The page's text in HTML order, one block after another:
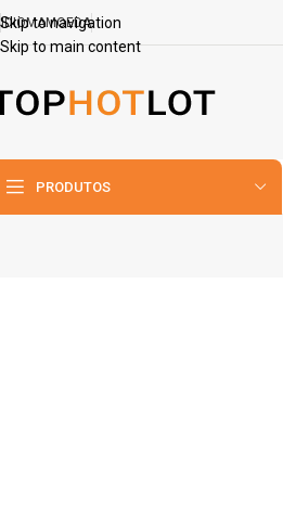
Skip to navigation
Skip to main content
IDIOMAMOEDA
PRODUTOS